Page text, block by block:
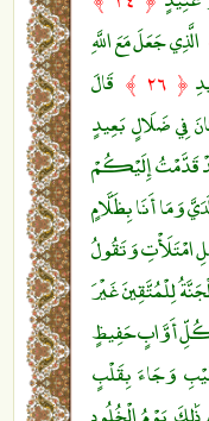
الَّذِي جَعَلَ مَعَ اللَّهِ
﴿ ٢٦ ﴾
قَالَ
فِي ضَلَالٍ بَعِيدٍ
قَدَّمْتُ إِلَيْكُمْ
وَمَا أَنَا بِظَلَّامٍ
امْتَلَأْتِ وَتَقُولُ
لِلْمُتَّقِينَ غَيْرَ
أَوَّابٍ حَفِيظٍ
وَجَاءَ بِقَلْبٍ